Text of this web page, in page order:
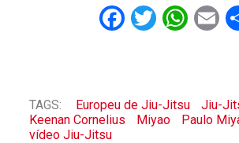
Facebook
Twitter
TAGS: Europeu de Jiu-Jitsu
Jiu-
Keenan Cornelius
Miyao
Paulo
vídeo Jiu-Jitsu